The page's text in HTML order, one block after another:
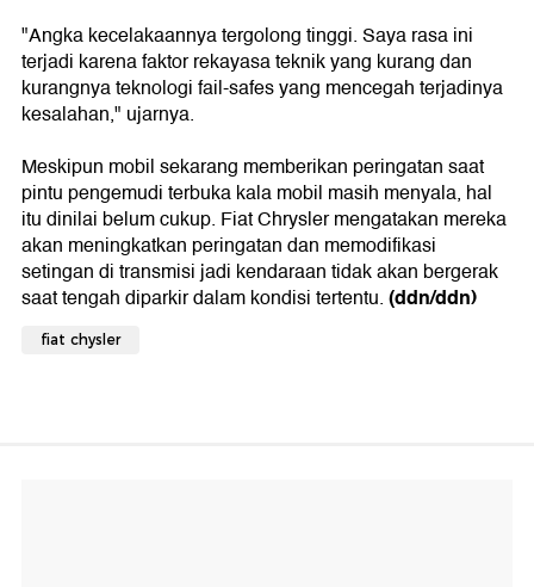
"Angka kecelakaannya tergolong tinggi. Saya rasa ini
terjadi karena faktor rekayasa teknik yang kurang dan
kurangnya teknologi fail-safes yang mencegah terjadinya
kesalahan," ujarnya.
Meskipun mobil sekarang memberikan peringatan saat
pintu pengemudi terbuka kala mobil masih menyala, hal
itu dinilai belum cukup. Fiat Chrysler mengatakan mereka
akan meningkatkan peringatan dan memodifikasi
setingan di transmisi jadi kendaraan tidak akan bergerak
saat tengah diparkir dalam kondisi tertentu.(ddn/ddn)
fiat chysler